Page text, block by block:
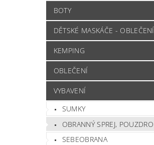
BOTY
DĚTSKÉ MASKÁČE - OBLEČENÍ
KEMPING
OBLEČENÍ
VYBAVENÍ
SUMKY
OBRANNÝ SPREJ, POUZDRO
SEBEOBRANA